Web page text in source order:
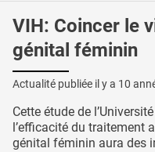
VIH: Coincer le
génital féminin
Actualité publiée il y a 10
Cette étude de
l’efficacité du traitement
génital féminin aura des